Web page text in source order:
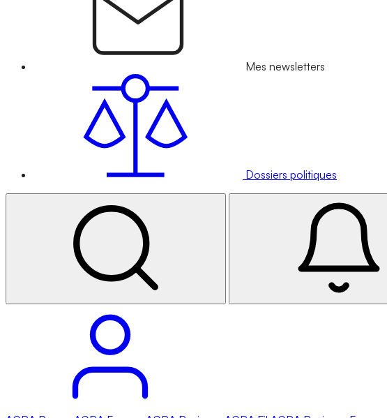
Mes newsletters
Dossiers politiques